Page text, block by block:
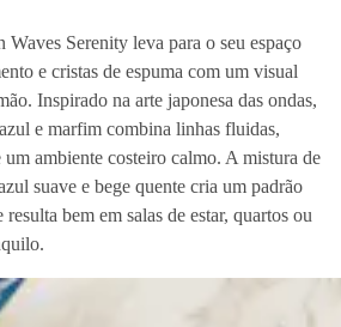
Waves Serenity leva para o seu espaço
e cristas de espuma com um visual
Inspirado na arte japonesa das ondas,
e marfim combina linhas fluidas,
um ambiente costeiro calmo. A mistura de
suave e bege quente cria um padrão
bem em salas de estar, quartos ou